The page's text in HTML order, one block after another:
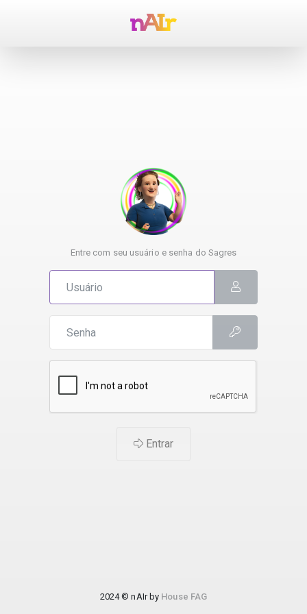
Entre com seu usuário e senha do Sagres
Entrar
2024 © nAIr by House FAG